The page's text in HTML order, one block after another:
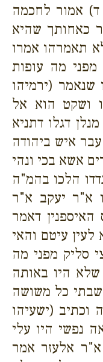
אמור לחכמה
כאחותך שהיא
תאמרהו אמרו
מה עופות
(ירמיהו
ושקט הוא אל
דגלו דתניא
איש ביהודה
אשא בכי ונהי
הלכו בהמ"ה
א"ר יעקב א"ר
האיספנין דאמר
עיטם והאי
סליק מפני מה
היו באותה
כל משושה
(ישעיהו
נפשי היו עלי
אלעזר אמר